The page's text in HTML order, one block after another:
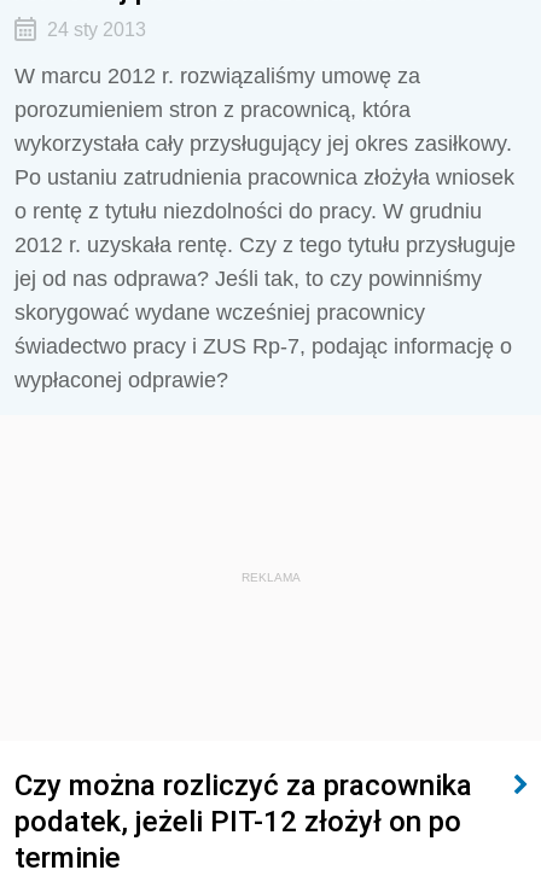
24 sty 2013
W marcu 2012 r. rozwiązaliśmy umowę za
porozumieniem stron z pracownicą, która
wykorzystała cały przysługujący jej okres zasiłkowy.
Po ustaniu zatrudnienia pracownica złożyła wniosek
o rentę z tytułu niezdolności do pracy. W grudniu
2012 r. uzyskała rentę. Czy z tego tytułu przysługuje
jej od nas odprawa? Jeśli tak, to czy powinniśmy
skorygować wydane wcześniej pracownicy
świadectwo pracy i ZUS Rp-7, podając informację o
wypłaconej odprawie?
REKLAMA
Czy można rozliczyć za pracownika
podatek, jeżeli PIT-12 złożył on po
terminie